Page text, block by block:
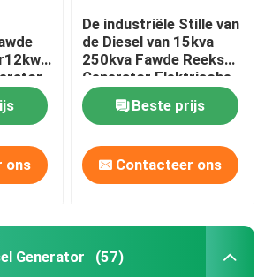
ons
De industriële Stille van
de Diesel van 15kva
250kva Fawde Reeks
Generator Elektrische
Generator
Beste prijs
Contacteer ons
Generator (57)